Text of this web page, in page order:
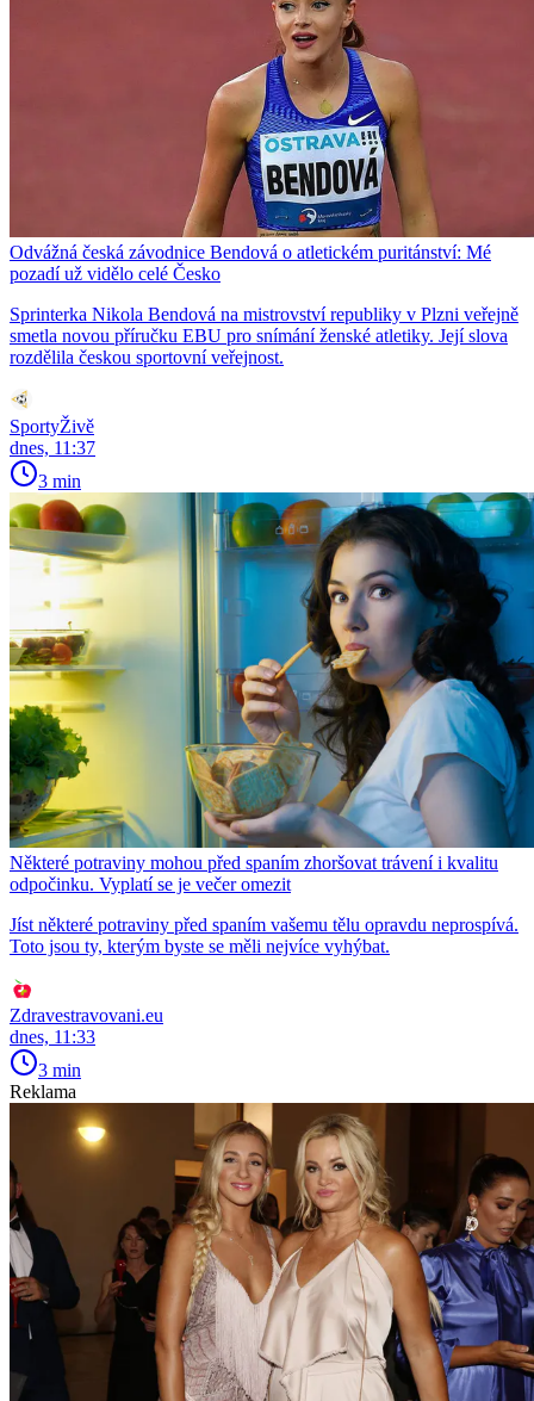
Odvážná česká závodnice Bendová o atletickém puritánství: Mé
pozadí už vidělo celé Česko
Sprinterka Nikola Bendová na mistrovství republiky v Plzni veřejně
smetla novou příručku EBU pro snímání ženské atletiky. Její slova
rozdělila českou sportovní veřejnost.
SportyŽivě
dnes, 11:37
3 min
Některé potraviny mohou před spaním zhoršovat trávení i kvalitu
odpočinku. Vyplatí se je večer omezit
Jíst některé potraviny před spaním vašemu tělu opravdu neprospívá.
Toto jsou ty, kterým byste se měli nejvíce vyhýbat.
Zdravestravovani.eu
dnes, 11:33
3 min
Reklama